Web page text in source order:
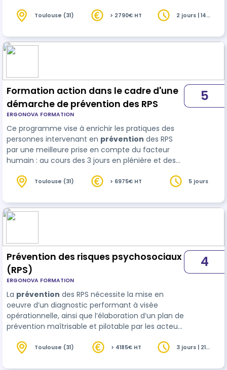
Toulouse (31) > 2790€ HT
2 jours | 14
Formation action dans le cadre d'une
démarche de prévention des RPS
ERGONOVA FORMATION
Ce programme vise à enrichir les pratiques des
personnes intervenant en prévention des RPS
par une meilleure prise en compte du facteur
humain : au cours des 3 jours en plénière et des
alternance d'apports de connaissances
terrain en int…
5
Toulouse (31) > 6975€ HT 5 jours
Prévention des risques psychosociaux
(RPS)
ERGONOVA FORMATION
La prévention des RPS nécessite la mise en
oeuvre d’un diagnostic performant à visée
opérationnelle, ainsi que l’élaboration d’un plan de
prévention maîtrisable et pilotable par les acteurs
formation propose d’app…
4
Toulouse (31) > 4185€ HT
3 jours | 21